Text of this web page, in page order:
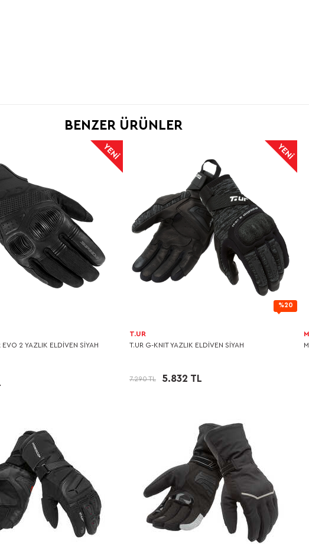
BENZER ÜRÜNLER
EVO 2 YAZLIK ELDİVEN SİYAH
%20
T.UR
T.UR G-KNIT YAZLIK ELDİVEN SİYAH
7.290 TL 5.832 TL